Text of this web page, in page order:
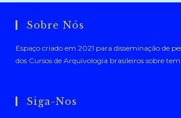
Sobre Nós
Espaço criado em 2021 para disseminação de
dos Cursos de Arquivologia brasileiros sobre
Siga-Nos